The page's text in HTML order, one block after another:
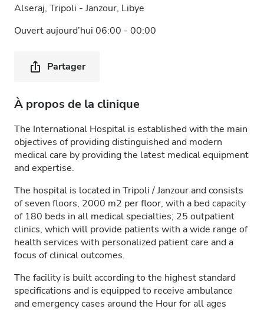
Alseraj, Tripoli - Janzour, Libye
Ouvert aujourd’hui 06:00 - 00:00
Partager
À propos de la clinique
The International Hospital is established with the main
objectives of providing distinguished and modern
medical care by providing the latest medical equipment
and expertise.
The hospital is located in Tripoli / Janzour and consists
of seven floors, 2000 m2 per floor, with a bed capacity
of 180 beds in all medical specialties; 25 outpatient
clinics, which will provide patients with a wide range of
health services with personalized patient care and a
focus of clinical outcomes.
The facility is built according to the highest standard
specifications and is equipped to receive ambulance
and emergency cases around the Hour for all ages